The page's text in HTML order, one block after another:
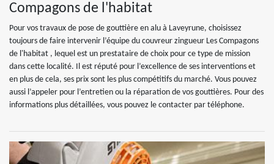
Compagons de l'habitat
Pour vos travaux de pose de gouttière en alu à Laveyrune, choisissez
toujours de faire intervenir l’équipe du couvreur zingueur Les Compagons
de l'habitat , lequel est un prestataire de choix pour ce type de mission
dans cette localité. Il est réputé pour l’excellence de ses interventions et
en plus de cela, ses prix sont les plus compétitifs du marché. Vous pouvez
aussi l’appeler pour l’entretien ou la réparation de vos gouttières. Pour des
informations plus détaillées, vous pouvez le contacter par téléphone.